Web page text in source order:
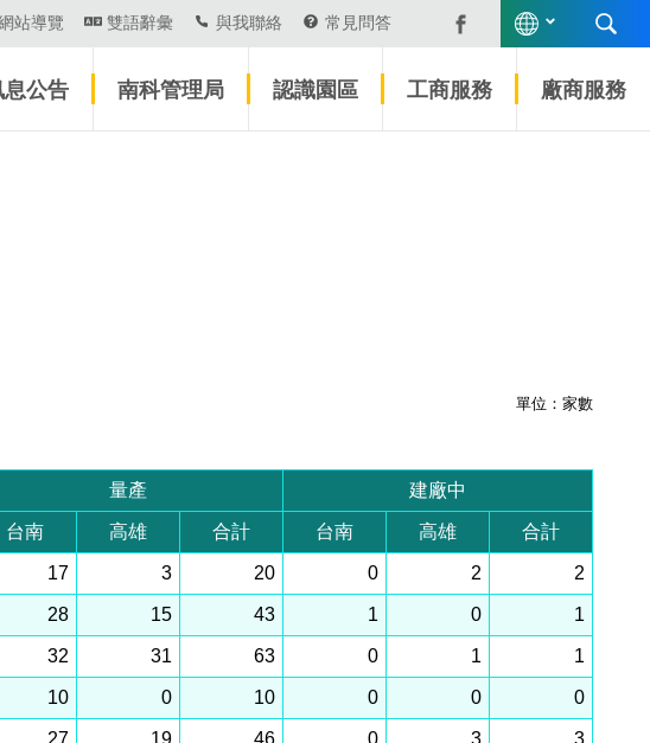
站導覽 雙語辭彙 與我聯絡 常見問答
公告 南科管理局 認識園區 工商服務 廠商服務